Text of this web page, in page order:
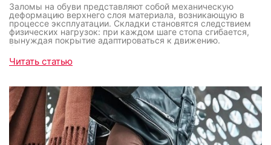
Заломы на обуви представляют собой механическую
деформацию верхнего слоя материала, возникающую в
процессе эксплуатации. Складки становятся следствием
физических нагрузок: при каждом шаге стопа сгибается,
вынуждая покрытие адаптироваться к движению.
Состояние поверхности кроссовок или классических
туфель служит индикатором того, насколько внимательно
владелец относится к гардеробу, что формирует общее
Читать статью